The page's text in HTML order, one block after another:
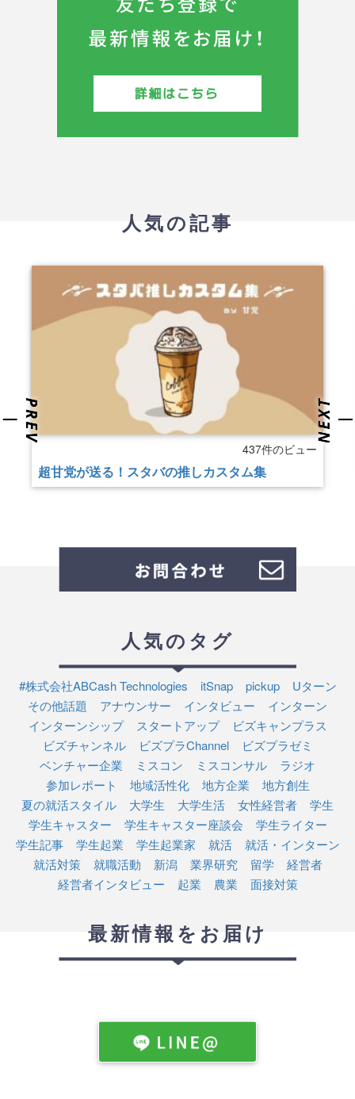
人気の記事
437件のビュー
超甘党が送る！スタバの推しカスタム集
人気のタグ
#株式会社ABCash Technologies itSnap pickup
Uターン
その他話題
アナウンサー インタビュー
インターン
インターンシップ
スタートアップ
ビズキャンプラス
ビズチャンネル
ビズプラChannel
ビズプラゼミ
ベンチャー企業
ミスコン ミスコンサル
ラジオ
参加レポート
地域活性化 地方企業
地方創生
夏の就活スタイル
大学生 大学生活 女性経営者
学生
学生キャスター
学生キャスター座談会
学生ライター
学生記事
学生起業 学生起業家 就活
就活・インターン
就活対策
就職活動 新潟 業界研究 留学
経営者
経営者インタビュー
起業 農業 面接対策
最新情報をお届け